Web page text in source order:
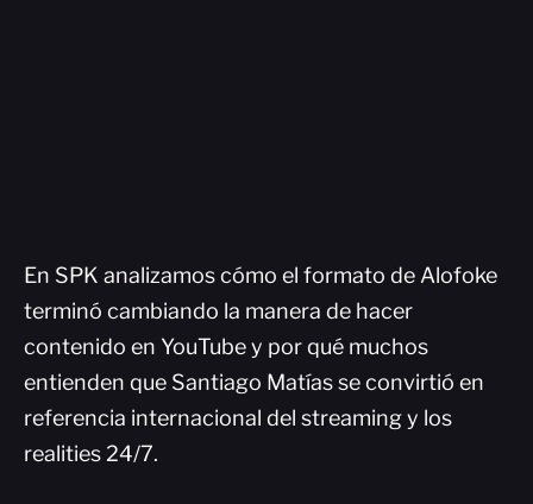
En SPK analizamos cómo el formato de Alofoke
terminó cambiando la manera de hacer
contenido en YouTube y por qué muchos
entienden que Santiago Matías se convirtió en
referencia internacional del streaming y los
realities 24/7.